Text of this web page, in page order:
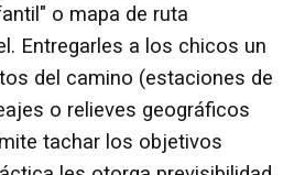
o mapa de ruta
Entregarles a los chicos un
del camino (estaciones de
o relieves geográficos
tachar los objetivos